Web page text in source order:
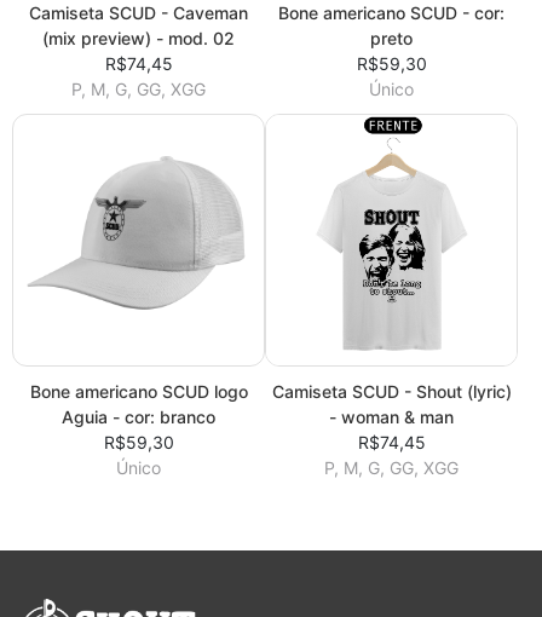
Camiseta SCUD - Caveman
(mix preview) - mod. 02
R$74,45
P, M, G, GG, XGG
Bone americano SCUD - cor:
preto
R$59,30
Único
Bone americano SCUD logo
Aguia - cor: branco
R$59,30
Único
Camiseta SCUD - Shout (lyric)
- woman & man
R$74,45
P, M, G, GG, XGG